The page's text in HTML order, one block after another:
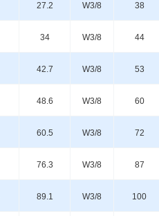
27.2 W3/8 38
34 W3/8 44
42.7 W3/8 53
48.6 W3/8 60
60.5 W3/8 72
76.3 W3/8 87
89.1 W3/8 100